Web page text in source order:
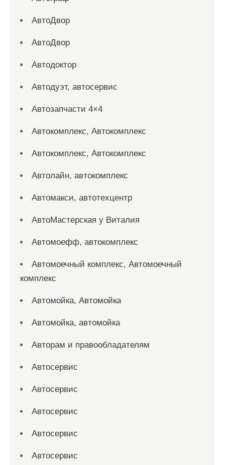
АвтоДвор
АвтоДвор
Автодоктор
Автодуэт, автосервис
Автозапчасти 4×4
Автокомплекс, Автокомплекс
Автокомплекс, Автокомплекс
Автолайн, автокомплекс
Автомакси, автотехцентр
АвтоМастерская у Виталия
Автомоефф, автокомплекс
Автомоечный комплекс, Автомоечный
комплекс
Автомойка, Автомойка
Автомойка, автомойка
Авторам и правообладателям
Автосервис
Автосервис
Автосервис
Автосервис
Автосервис